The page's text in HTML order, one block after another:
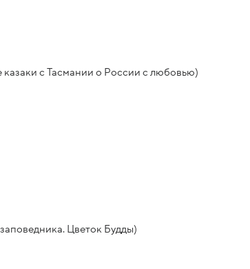
с Тасмании о России с любовью)
Цветок Будды)